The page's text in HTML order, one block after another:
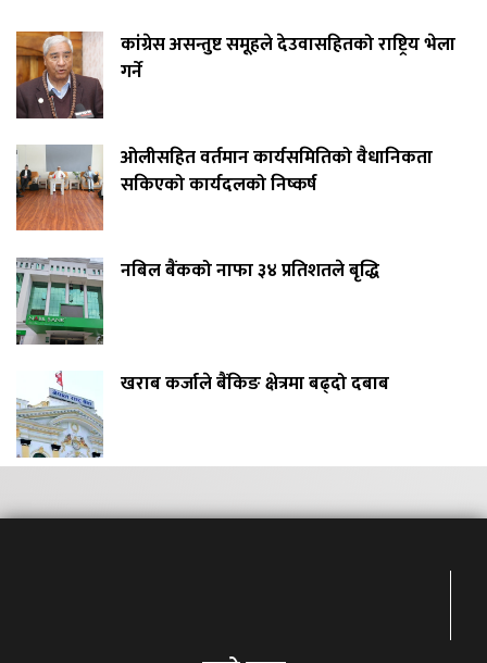
कांग्रेस असन्तुष्ट समूहले देउवासहितको राष्ट्रिय भेला
गर्ने
ओलीसहित वर्तमान कार्यसमितिको वैधानिकता
सकिएको कार्यदलको निष्कर्ष
नबिल बैंकको नाफा ३४ प्रतिशतले बृद्धि
खराब कर्जाले बैंकिङ क्षेत्रमा बढ्दो दबाब